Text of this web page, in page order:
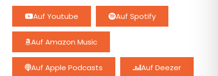
Auf Youtube Auf Spotify
Auf Amazon Music
Auf Apple Podcasts Auf Deezer